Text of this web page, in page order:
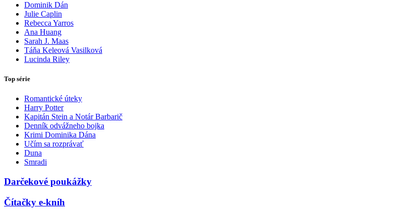
Dominik Dán
Julie Caplin
Rebecca Yarros
Ana Huang
Sarah J. Maas
Táňa Keleová Vasilková
Lucinda Riley
Top série
Romantické úteky
Harry Potter
Kapitán Stein a Notár Barbarič
Denník odvážneho bojka
Krimi Dominika Dána
Učím sa rozprávať
Duna
Smradi
Darčekové poukážky
Čítačky e-kníh